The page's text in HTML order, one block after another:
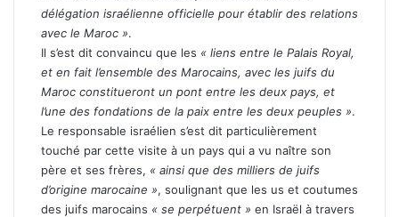
délégation israélienne officielle pour établir des relations
avec le Maroc ».
Il s’est dit convaincu que les « liens entre le Palais Royal,
et en fait l’ensemble des Marocains, avec les juifs du
Maroc constitueront un pont entre les deux pays, et
l’une des fondations de la paix entre les deux peuples ».
Le responsable israélien s’est dit particulièrement
touché par cette visite à un pays qui a vu naître son
père et ses frères, « ainsi que des milliers de juifs
d’origine marocaine », soulignant que les us et coutumes
des juifs marocains « se perpétuent » en Israël à travers